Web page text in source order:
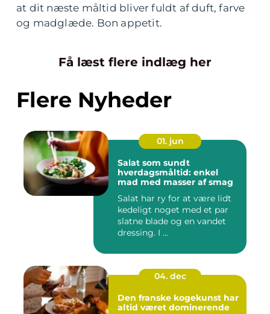
at dit næste måltid bliver fuldt af duft, farve
og madglæde. Bon appetit.
Få læst flere indlæg her
Flere Nyheder
01. jun
Salat som sundt
hverdagsmåltid: enkel
mad med masser af smag
Salat har ry for at være lidt
kedeligt noget med et par
slatne blade og en vandet
dressing. I ...
04. dec
Den franske kogekunst har
altid været dominerende